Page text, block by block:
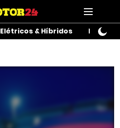
Elétricos & Híbridos Motos